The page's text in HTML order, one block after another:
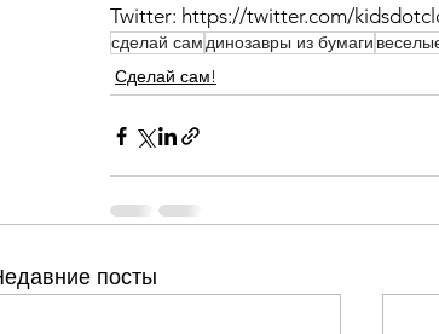
Twitter: https://twitter.com/
сделай самдинозавры из бумаги
Сделай сам!
посты